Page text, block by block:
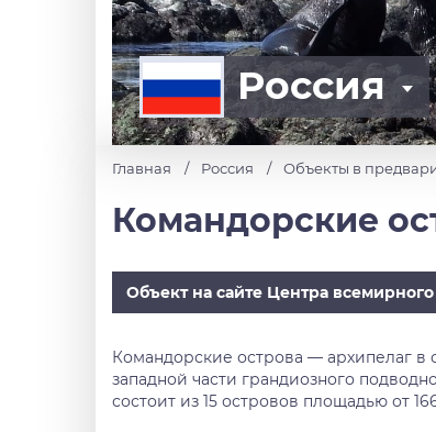
Россия
Главная Россия Объекты в
Командорские
Объект на сайте Центра
Командорские острова — архипелаг в
западной части грандиозного
состоит из 15 островов площадью от